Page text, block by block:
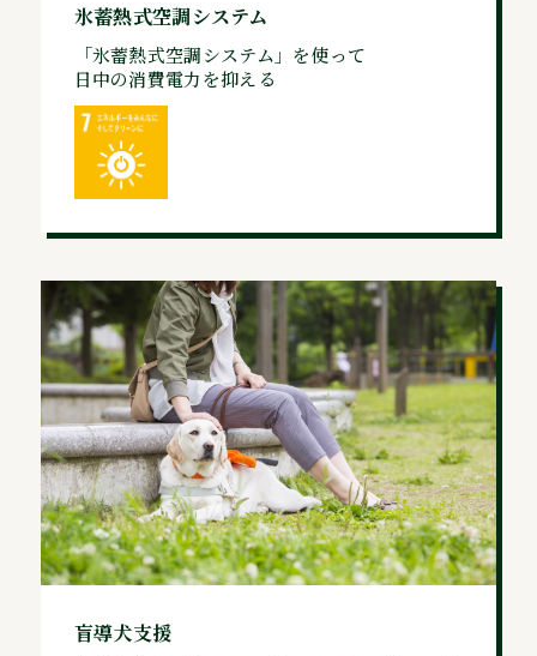
氷蓄熱式空調システム
「氷蓄熱式空調システム」を使って
日中の消費電力を抑える
盲導犬支援